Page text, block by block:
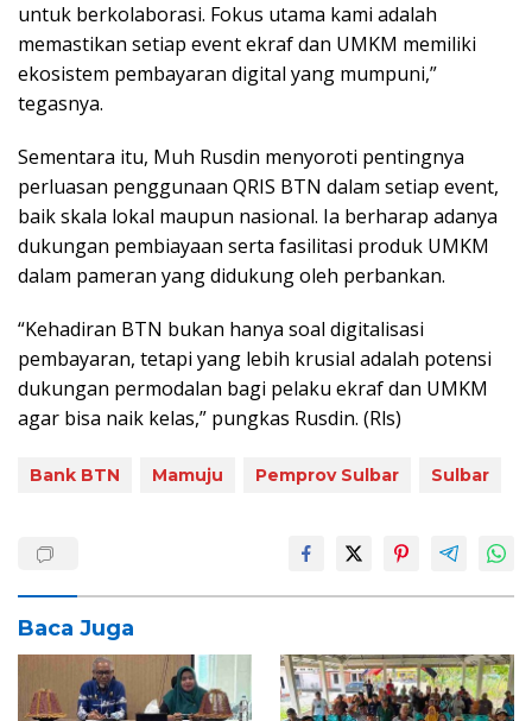
untuk berkolaborasi. Fokus utama kami adalah
memastikan setiap event ekraf dan UMKM memiliki
ekosistem pembayaran digital yang mumpuni,”
tegasnya.
Sementara itu, Muh Rusdin menyoroti pentingnya
perluasan penggunaan QRIS BTN dalam setiap event,
baik skala lokal maupun nasional. Ia berharap adanya
dukungan pembiayaan serta fasilitasi produk UMKM
dalam pameran yang didukung oleh perbankan.
“Kehadiran BTN bukan hanya soal digitalisasi
pembayaran, tetapi yang lebih krusial adalah potensi
dukungan permodalan bagi pelaku ekraf dan UMKM
agar bisa naik kelas,” pungkas Rusdin. (Rls)
Bank BTN Mamuju Pemprov Sulbar Sulbar
Baca Juga